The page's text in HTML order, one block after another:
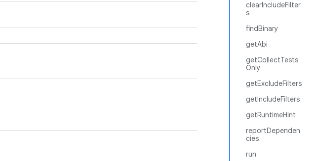
clearIncludeFilter
s
findBinary
getAbi
getCollectTests
Only
getExcludeFilters
getIncludeFilters
getRuntimeHint
reportDependen
cies
run